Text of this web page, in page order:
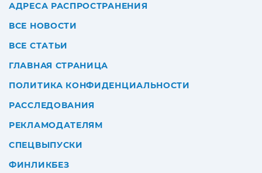
АДРЕСА РАСПРОСТРАНЕНИЯ
ВСЕ НОВОСТИ
ВСЕ СТАТЬИ
ГЛАВНАЯ СТРАНИЦА
ПОЛИТИКА КОНФИДЕНЦИАЛЬНОСТИ
РАССЛЕДОВАНИЯ
РЕКЛАМОДАТЕЛЯМ
СПЕЦВЫПУСКИ
ФИНЛИКБЕЗ